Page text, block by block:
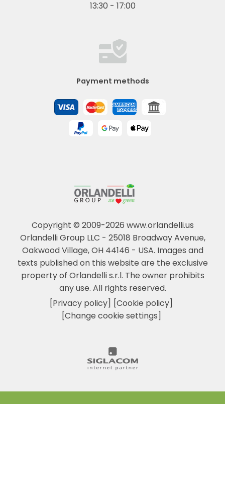
Copyright © 2009-2026 www.orlandelli.us
Orlandelli Group LLC - 25018 Broadway Avenue,
Oakwood Village, OH 44146 - USA. Images and
texts published on this website are the exclusive
property of Orlandelli s.r.l. The owner prohibits
any use. All rights reserved.
[Privacy policy] [Cookie policy]
[Change cookie settings]
13:30 - 17:00
Payment methods